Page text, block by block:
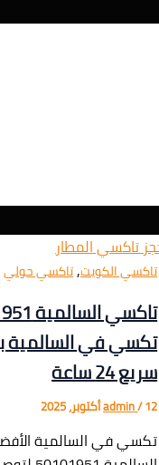
تاكسي الكويت,تاكسي حولي
تكسي في السالمية
سريع 24 ساعة
admin/12 أكتوبر، 2025
تكسي في السالمية